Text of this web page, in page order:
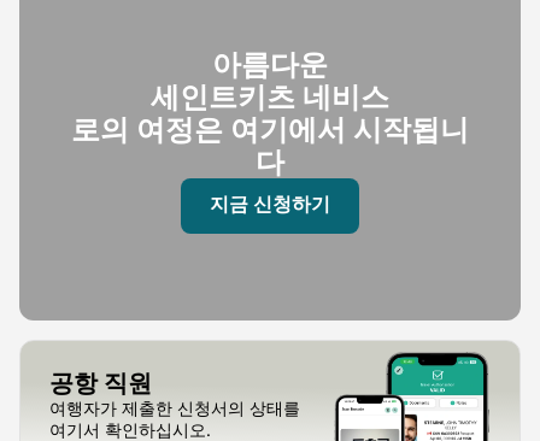
아름다운
세인트키츠 네비스
로의 여정은 여기에서 시작됩니
다
지금 신청하기
공항 직원
여행자가 제출한 신청서의 상태를
여기서 확인하십시오.